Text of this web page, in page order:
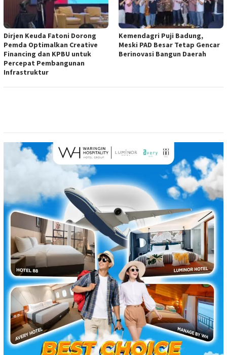
Dirjen Keuda Fatoni Dorong
Pemda Optimalkan Creative
Financing dan KPBU untuk
Percepat Pembangunan
Infrastruktur
Kemendagri Puji Badung,
Meski PAD Besar Tetap Gencar
Berinovasi Bangun Daerah